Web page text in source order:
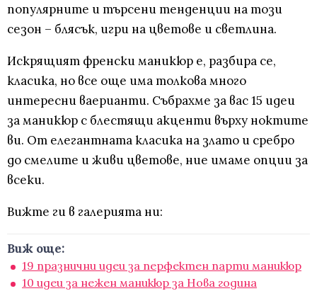
популярните и търсени тенденции на този
сезон – блясък, игри на цветове и светлина.
Искрящият френски маникюр е, разбира се,
класика, но все още има толкова много
интересни ваерианти. Събрахме за вас 15 идеи
за маникюр с блестящи акценти върху ноктите
ви. От елегантната класика на злато и сребро
до смелите и живи цветове, ние имаме опции за
всеки.
Вижте ги в галерията ни:
Виж още:
19 празнични идеи за перфектен парти маникюр
10 идеи за нежен маникюр за Нова година